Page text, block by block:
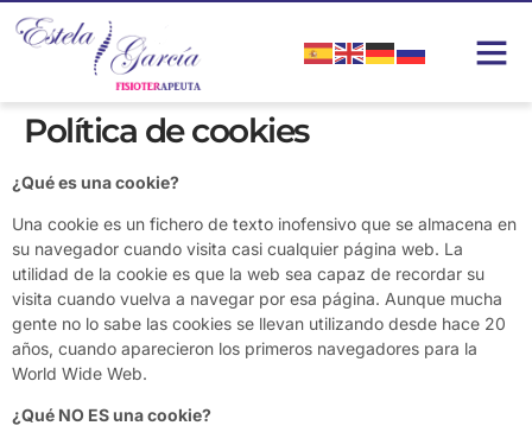
Política de cookies
¿Qué es una cookie?
Una cookie es un fichero de texto inofensivo que se almacena en
su navegador cuando visita casi cualquier página web. La
utilidad de la cookie es que la web sea capaz de recordar su
visita cuando vuelva a navegar por esa página. Aunque mucha
gente no lo sabe las cookies se llevan utilizando desde hace 20
años, cuando aparecieron los primeros navegadores para la
World Wide Web.
¿Qué NO ES una cookie?